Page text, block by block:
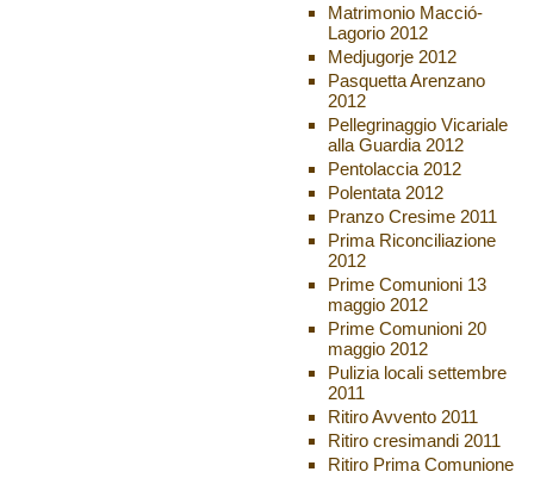
Matrimonio Macció-
Lagorio 2012
Medjugorje 2012
Pasquetta Arenzano
2012
Pellegrinaggio Vicariale
alla Guardia 2012
Pentolaccia 2012
Polentata 2012
Pranzo Cresime 2011
Prima Riconciliazione
2012
Prime Comunioni 13
maggio 2012
Prime Comunioni 20
maggio 2012
Pulizia locali settembre
2011
Ritiro Avvento 2011
Ritiro cresimandi 2011
Ritiro Prima Comunione